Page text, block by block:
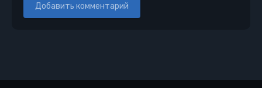
Добавить комментарий